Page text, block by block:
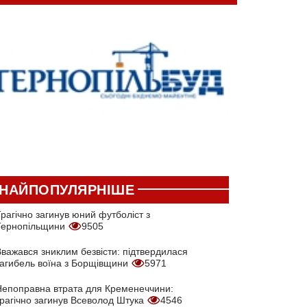
загинув юний футболіст з
9505
зниклим безвісти: підтвердилася
воїна з Борщівщини
5971
втрата для Кременеччини:
загинув Всеволод Штука
4546